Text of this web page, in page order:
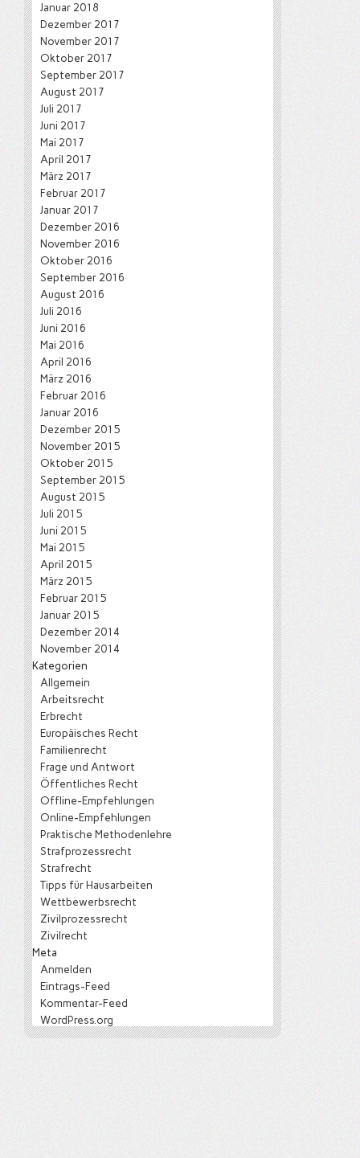
Januar 2018
Dezember 2017
November 2017
Oktober 2017
September 2017
August 2017
Juli 2017
Juni 2017
Mai 2017
April 2017
März 2017
Februar 2017
Januar 2017
Dezember 2016
November 2016
Oktober 2016
September 2016
August 2016
Juli 2016
Juni 2016
Mai 2016
April 2016
März 2016
Februar 2016
Januar 2016
Dezember 2015
November 2015
Oktober 2015
September 2015
August 2015
Juli 2015
Juni 2015
Mai 2015
April 2015
März 2015
Februar 2015
Januar 2015
Dezember 2014
November 2014
Kategorien
Allgemein
Arbeitsrecht
Erbrecht
Europäisches Recht
Familienrecht
Frage und Antwort
Öffentliches Recht
Offline-Empfehlungen
Online-Empfehlungen
Praktische Methodenlehre
Strafprozessrecht
Strafrecht
Tipps für Hausarbeiten
Wettbewerbsrecht
Zivilprozessrecht
Zivilrecht
Meta
Anmelden
Eintrags-Feed
Kommentar-Feed
WordPress.org